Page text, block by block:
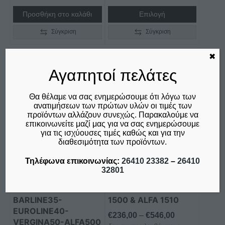
Προσθήκη στο καλάθι
Σύγκριση
through
Επιλογή
Σύγκριση
BARLINE35-
EUROLINE40-
VERGINA50-ALFA500
προϊόν
πολλαπλές
παραλλαγές.
επιλογές
επιλεγούν
στη
σελίδα
1500 & ALFA 1510
€236,00 – €546,00Price
Αυτό
προϊόν
έχει
πολλαπλές
παραλλαγές.
επιλογές
μπορούν
επιλεγούν
σελίδα
Αγαπητοί πελάτες
Θα θέλαμε να σας ενημερώσουμε ότι λόγω των
ανατιμήσεων των πρώτων υλών οι τιμές των
προϊόντων αλλάζουν συνεχώς. Παρακαλούμε να
επικοινωνείτε μαζί μας για να σας ενημερώσουμε
για τις ισχύουσες τιμές καθώς και για την
διαθεσιμότητα των προϊόντων.
Τηλέφωνα επικοινωνίας: 26410 23382 – 26410
32801
✖